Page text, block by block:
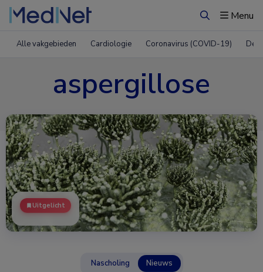
ZoekenMenu
Alle vakgebieden Cardiologie Coronavirus (COVID-19)
aspergillose
Uitgelicht
Nascholing Nieuws